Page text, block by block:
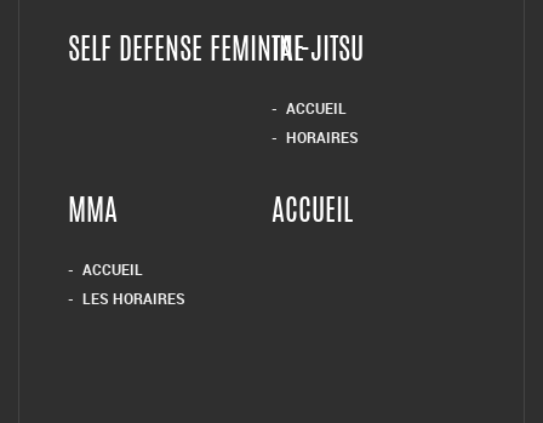
SELF DEFENSE FEMININETAI-JITSU
ACCUEIL
HORAIRES
MMA
ACCUEIL
LES HORAIRES
ACCUEIL